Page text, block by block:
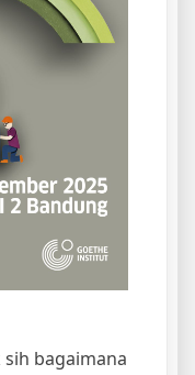
bagaimana